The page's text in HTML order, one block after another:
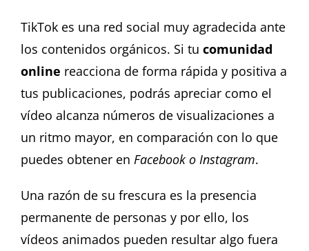
TikTok es una red social muy agradecida ante
los contenidos orgánicos. Si tu comunidad
online reacciona de forma rápida y positiva a
tus publicaciones, podrás apreciar como el
vídeo alcanza números de visualizaciones a
un ritmo mayor, en comparación con lo que
puedes obtener en Facebook o Instagram.
Una razón de su frescura es la presencia
permanente de personas y por ello, los
vídeos animados pueden resultar algo fuera